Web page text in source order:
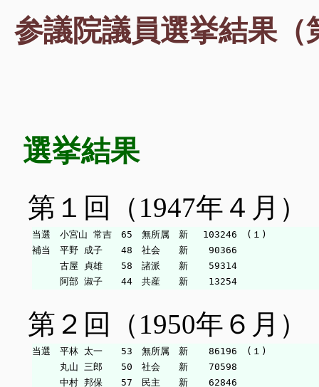
参議院議員選挙結果
選挙結果
第１回（1947年４月）
当選　小宮山 常吉　65　無所属　新　 103246　(１)
補当　平野 成子　　48　社会　　新　  90366
古屋 貞雄　　58　諸派　　新　  59314
第２回（1950年６月）
当選　平林 太一　　53　無所属　新　  86196　(１)
丸山 三郎　　50　社会　　新　  70598
中村 邦保　　57　民主　　新　  62846